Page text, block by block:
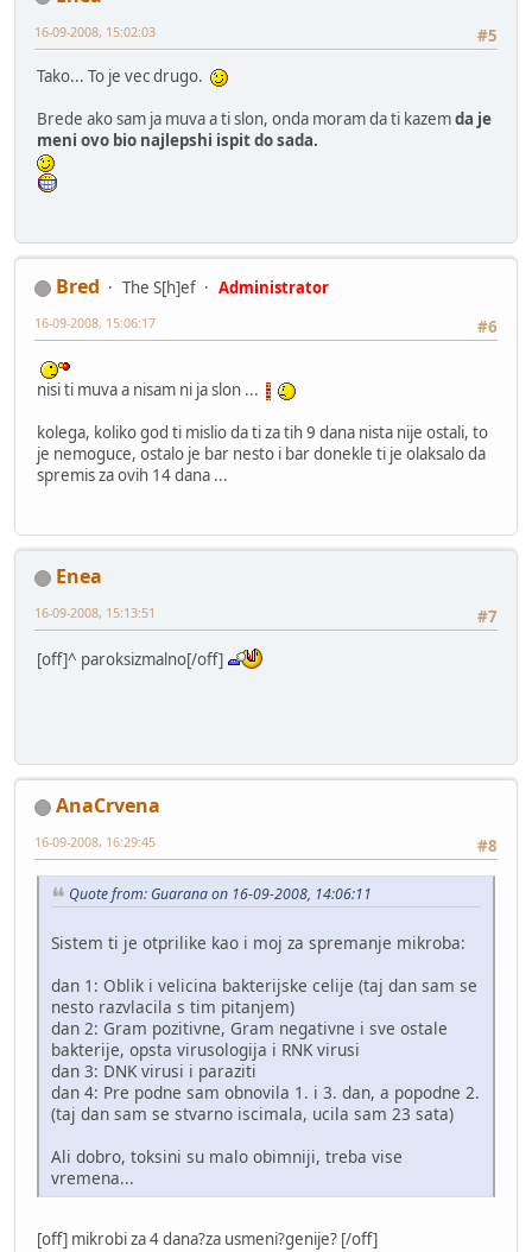
#5
16-09-2008, 15:02:03
Tako... To je vec drugo.
Brede ako sam ja muva a ti slon, onda moram da ti kazemda je
meni ovo bio najlepshi ispit do sada.
Bred The S[h]ef
Administrator
#6
16-09-2008, 15:06:17
nisi ti muva a nisam ni ja slon ...
kolega, koliko god ti mislio da ti za tih 9 dana nista nije ostali, to
je nemoguce, ostalo je bar nesto i bar donekle ti je olaksalo da
spremis za ovih 14 dana ...
Enea
#7
16-09-2008, 15:13:51
[off]^ paroksizmalno[/off]
AnaCrvena
#8
16-09-2008, 16:29:45
Quote from: Guarana on 16-09-2008, 14:06:11
Sistem ti je otprilike kao i moj za spremanje mikroba:
dan 1: Oblik i velicina bakterijske celije (taj dan sam se
nesto razvlacila s tim pitanjem)
dan 2: Gram pozitivne, Gram negativne i sve ostale
bakterije, opsta virusologija i RNK virusi
dan 3: DNK virusi i paraziti
dan 4: Pre podne sam obnovila 1. i 3. dan, a popodne 2.
(taj dan sam se stvarno iscimala, ucila sam 23 sata)
Ali dobro, toksini su malo obimniji, treba vise
vremena...
[off] mikrobi za 4 dana?za usmeni?genije? [/off]